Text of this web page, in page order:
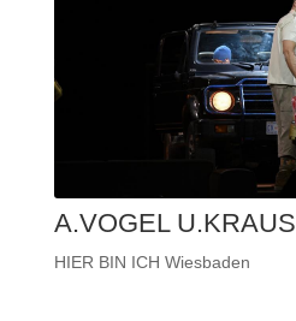
A.VOGEL U.KRAUS
HIER BIN ICH Wiesbaden